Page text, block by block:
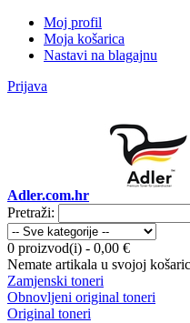
Moj profil
Moja košarica
Nastavi na blagajnu
Prijava
Adler.com.hr
Pretraži:
0 proizvod(i) - 0,00 €
Nemate artikala u svojoj
Zamjenski toneri
Obnovljeni original toneri
Original toneri